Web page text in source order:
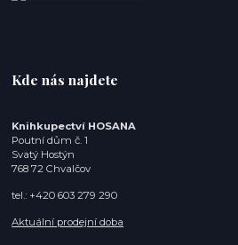
Kde nás najdete
Knihkupectví HOSANA
Poutní dům č. 1
Svatý Hostýn
768 72 Chvalčov
tel.: +420 603 279 290
Aktuální prodejní doba